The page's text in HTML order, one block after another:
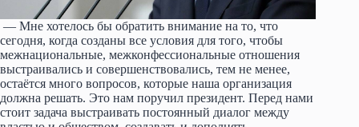
— Мне хотелось бы обратить внимание на то, что
сегодня, когда созданы все условия для того, чтобы
межнациональные, межконфессиональные отношения
выстраивались и совершенствовались, тем не менее,
остаётся много вопросов, которые наша организация
должна решать. Это нам поручил президент. Перед нами
стоит задача выстраивать постоянный диалог между